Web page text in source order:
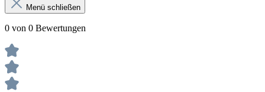
Menü schließen
0 von 0 Bewertungen